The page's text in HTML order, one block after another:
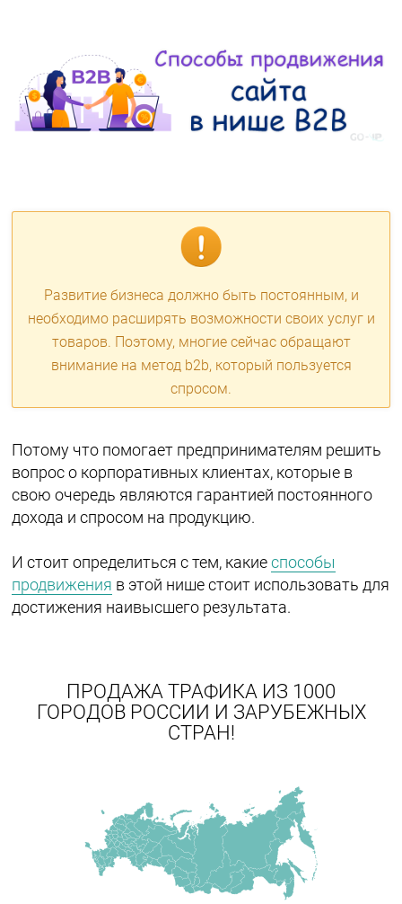
Развитие бизнеса должно быть постоянным, и
необходимо расширять возможности своих услуг и
товаров. Поэтому, многие сейчас обращают
внимание на метод b2b, который пользуется
спросом.
Потому что помогает предпринимателям решить
вопрос о корпоративных клиентах, которые в
свою очередь являются гарантией постоянного
дохода и спросом на продукцию.
И стоит определиться с тем, какиеспособы
продвижения в этой нише стоит использовать для
достижения наивысшего результата.
ПРОДАЖА ТРАФИКА ИЗ 1000
ГОРОДОВ РОССИИ И ЗАРУБЕЖНЫХ
СТРАН!